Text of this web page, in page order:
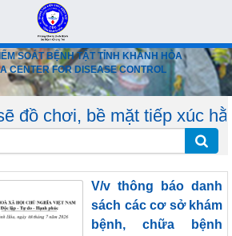
SOÁT BỆNH TẬT TỈNH KHÁNH HÒA
CENTER FOR DISEASE CONTROL
mặt tiếp xúc
V/v thông báo danh
sách các cơ sở khám
bệnh, chữa bệnh